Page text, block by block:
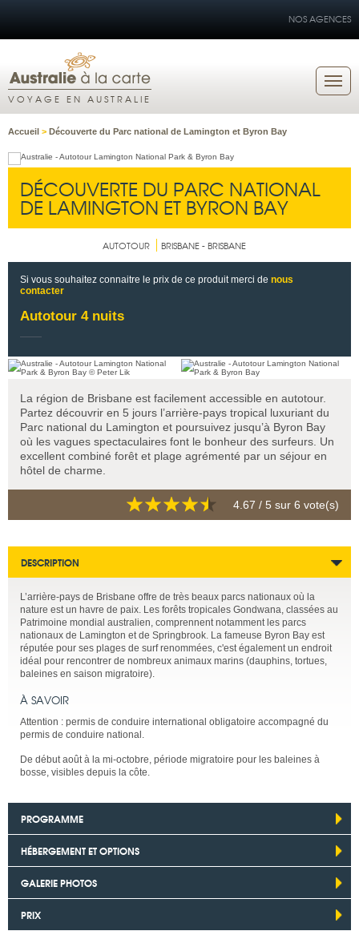
NOS AGENCES
VOYAGE EN AUSTRALIE
Accueil > Découverte du Parc national de Lamington et Byron Bay
DÉCOUVERTE DU PARC NATIONAL
DE LAMINGTON ET BYRON BAY
AUTOTOUR BRISBANE - BRISBANE
Si vous souhaitez connaitre le prix de ce produit merci de nous
contacter
Autotour 4 nuits
La région de Brisbane est facilement accessible en autotour.
Partez découvrir en 5 jours l’arrière-pays tropical luxuriant du
Parc national du Lamington et poursuivez jusqu’à Byron Bay
où les vagues spectaculaires font le bonheur des surfeurs. Un
excellent combiné forêt et plage agrémenté par un séjour en
hôtel de charme.
4.67 / 5 sur 6 vote(s)
DESCRIPTION
L’arrière-pays de Brisbane offre de très beaux parcs nationaux où la
nature est un havre de paix. Les forêts tropicales Gondwana, classées au
Patrimoine mondial australien, comprennent notamment les parcs
nationaux de Lamington et de Springbrook. La fameuse Byron Bay est
réputée pour ses plages de surf renommées, c'est également un endroit
idéal pour rencontrer de nombreux animaux marins (dauphins, tortues,
baleines en saison migratoire).
À SAVOIR
Attention : permis de conduire international obligatoire accompagné du
permis de conduire national.
De début août à la mi-octobre, période migratoire pour les baleines à
bosse, visibles depuis la côte.
PROGRAMME
HÉBERGEMENT ET OPTIONS
GALERIE PHOTOS
PRIX